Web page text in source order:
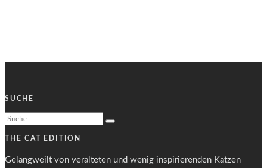
SUCHE
THE CAT EDITION
Gelangweilt von veralteten und wenig inspirierenden Katzen